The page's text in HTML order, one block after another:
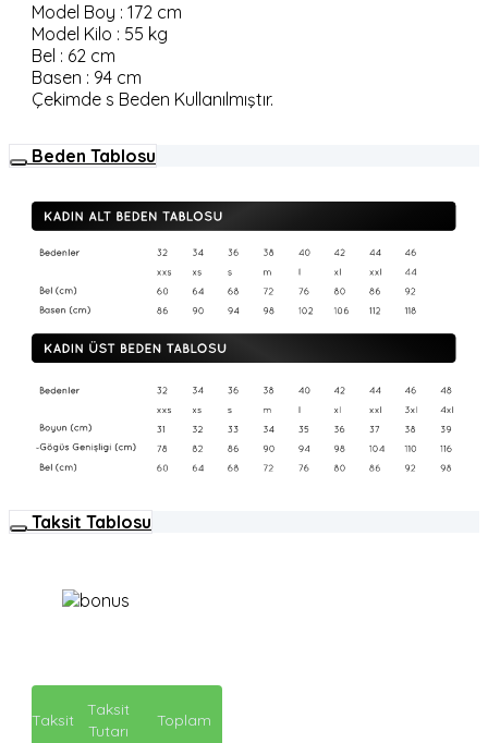
Model Boy : 172 cm
Model Kilo : 55 kg
Bel : 62 cm
Basen : 94 cm
Çekimde s Beden Kullanılmıştır.
Beden Tablosu
Taksit Tablosu
Taksit
Taksit
Tutarı
Toplam